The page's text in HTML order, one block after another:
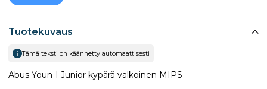
Tuotekuvaus
Tämä teksti on käännetty automaattisesti
Abus Youn-I Junior kypärä valkoinen MIPS